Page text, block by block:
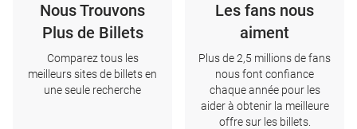
Nous Trouvons
Plus de Billets
Comparez tous les
meilleurs sites de billets en
une seule recherche
Les fans nous
aiment
Plus de 2,5 millions de fans
nous font confiance
chaque année pour les
aider à obtenir la meilleure
offre sur les billets.